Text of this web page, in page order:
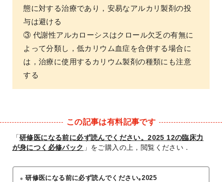
態に対する治療であり，安易なアルカリ製剤の投
与は避ける
③ 代謝性アルカローシスはクロール欠乏の有無に
よって分類し，低カリウム血症を合併する場合に
は，治療に使用するカリウム製剤の種類にも注意
する
この記事は有料記事です
「研修医になる前に必ず読んでください。2025 12の臨床力
が身につく必修パック 」をご購入の上，閲覧ください．
研修医になる前に必ず読んでください｡2025